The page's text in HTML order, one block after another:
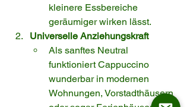
kleinere Essbereiche
geräumiger wirken lässt.
Universelle Anziehungskraft
Als sanftes Neutral
funktioniert Cappuccino
wunderbar in modernen
Wohnungen, Vorstadthäusern